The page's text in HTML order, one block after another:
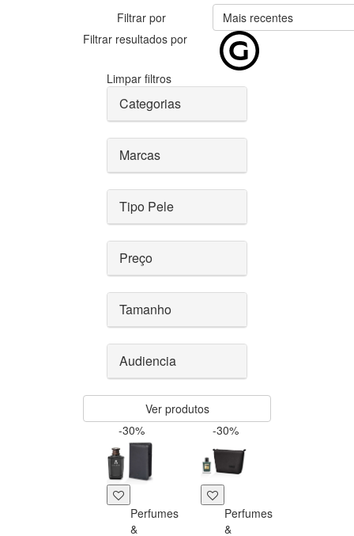
Filtrar por
Mais recentes
Filtrar resultados por
Limpar filtros
Categorias
Marcas
Tipo Pele
Preço
Tamanho
Audiencia
Ver produtos
-30%
Perfumes
&
-30%
Perfumes
&